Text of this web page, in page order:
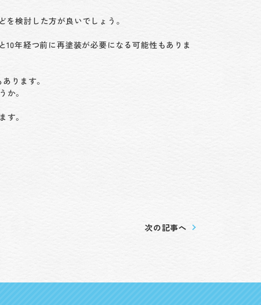
検討した方が良いでしょう。
年経つ前に再塗装が必要になる可能性もありま
ります。
。
。
次の記事へ